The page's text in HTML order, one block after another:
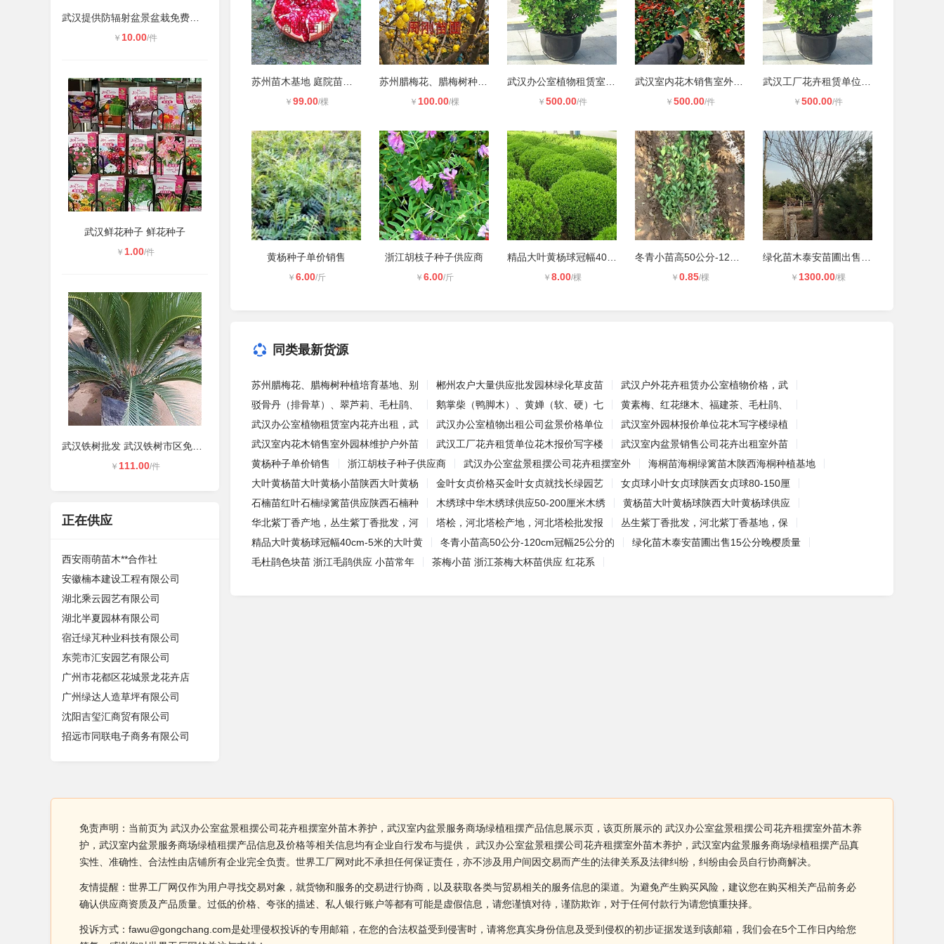
￥ 10.00/件
武汉鲜花种子 鲜花种子
￥ 1.00/件
￥ 111.00/件
正在供应
西安雨萌苗木**合作社
安徽楠本建设工程有限公司
湖北乘云园艺有限公司
湖北半夏园林有限公司
宿迁绿芃种业科技有限公司
东莞市汇安园艺有限公司
广州市花都区花城景龙花卉店
广州绿达人造草坪有限公司
沈阳吉玺汇商贸有限公司
招远市同联电子商务有限公司
￥ 99.00/棵 ￥ 100.00/棵 ￥ 500.00/件 ￥ 500.00/件 ￥ 500.00/件
黄杨种子单价销售
￥ 6.00/斤
浙江胡枝子种子供应商
￥ 6.00/斤 ￥ 8.00/棵 ￥ 0.85/棵 ￥ 1300.00/棵
同类最新货源
苏州腊梅花、腊梅树种植培育基地、别 郴州农户大量供应批发园林绿化草皮苗
武汉户外花卉租赁办公室植物价格，武
驳骨丹（排骨草）、翠芦莉、毛杜鹃、
鹅掌柴（鸭脚木）、黄婵（软、硬）七
黄素梅、红花继木、福建茶、毛杜鹃、
武汉办公室植物租赁室内花卉出租，武
武汉办公室植物出租公司盆景价格单位
武汉室外园林报价单位花木写字楼绿植
武汉室内花木销售室外园林维护户外苗
武汉工厂花卉租赁单位花木报价写字楼
武汉室内盆景销售公司花卉出租室外苗
黄杨种子单价销售
浙江胡枝子种子供应商 武汉办公室盆景租摆公司花卉租摆室外
海桐苗海桐绿篱苗木陕西海桐种植基地
大叶黄杨苗大叶黄杨小苗陕西大叶黄杨
金叶女贞价格买金叶女贞就找长绿园艺
女贞球小叶女贞球陕西女贞球80-150厘
石楠苗红叶石楠绿篱苗供应陕西石楠种
木绣球中华木绣球供应50-200厘米木绣
黄杨苗大叶黄杨球陕西大叶黄杨球供应
华北紫丁香产地，丛生紫丁香批发，河
塔桧，河北塔桧产地，河北塔桧批发报
丛生紫丁香批发，河北紫丁香基地，保
精品大叶黄杨球冠幅40cm-5米的大叶黄
冬青小苗高50公分-120cm冠幅25公分的
绿化苗木泰安苗圃出售15公分晚樱质量
毛杜鹃色块苗 浙江毛鹃供应 小苗常年
茶梅小苗 浙江茶梅大杯苗供应 红花系
免责声明：当前页为 武汉办公室盆景租摆公司花卉租摆室外苗木养护，武汉室内盆景服务商场绿植租摆产品信息展示页，该页所展示的 武汉办公室盆景租摆公司花卉租摆室外苗木养
护，武汉室内盆景服务商场绿植租摆产品信息及价格等相关信息均有企业自行发布与提供， 武汉办公室盆景租摆公司花卉租摆室外苗木养护，武汉室内盆景服务商场绿植租摆产品真
实性、准确性、合法性由店铺所有企业完全负责。世界工厂网对此不承担任何保证责任，亦不涉及用户间因交易而产生的法律关系及法律纠纷，纠纷由会员自行协商解决。
友情提醒：世界工厂网仅作为用户寻找交易对象，就货物和服务的交易进行协商，以及获取各类与贸易相关的服务信息的渠道。为避免产生购买风险，建议您在购买相关产品前务必
确认供应商资质及产品质量。过低的价格、夸张的描述、私人银行账户等都有可能是虚假信息，请您谨慎对待，谨防欺诈，对于任何付款行为请您慎重抉择。
投诉方式：fawu@gongchang.com是处理侵权投诉的专用邮箱，在您的合法权益受到侵害时，请将您真实身份信息及受到侵权的初步证据发送到该邮箱，我们会在5个工作日内给您